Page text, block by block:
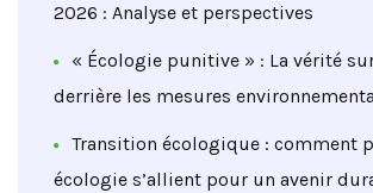
2026 : Analyse et perspectives
« Écologie punitive » : La vérité
derrière les mesures
Transition écologique : comment
écologie s’allient pour un avenir